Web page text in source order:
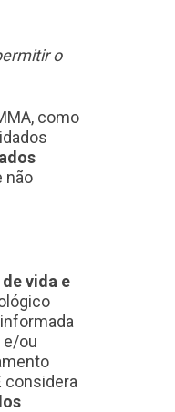
o
como
não
vida e
e/ou
considera